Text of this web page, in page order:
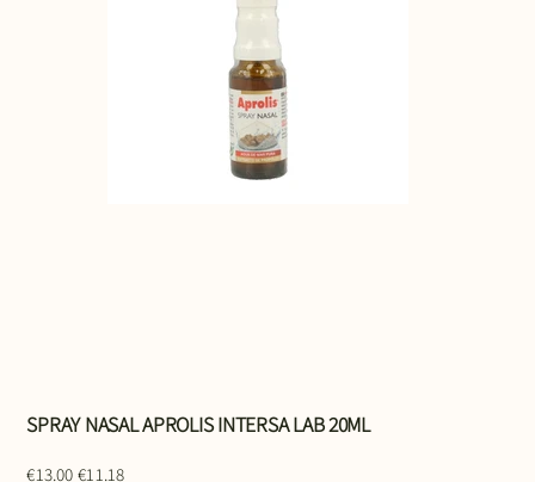
SPRAY NASAL APROLIS INTERSA LAB 20ML
price
€13.00 price
€11.18